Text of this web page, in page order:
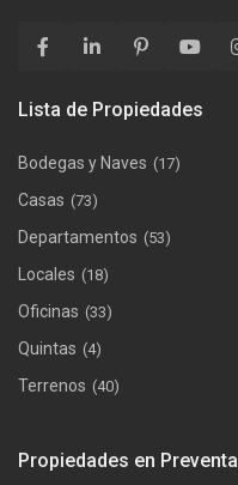
Lista de Propiedades
Bodegas y Naves (17)
Casas (73)
Departamentos (53)
Locales (18)
Oficinas (33)
Quintas (4)
Terrenos (40)
Propiedades en Preventa